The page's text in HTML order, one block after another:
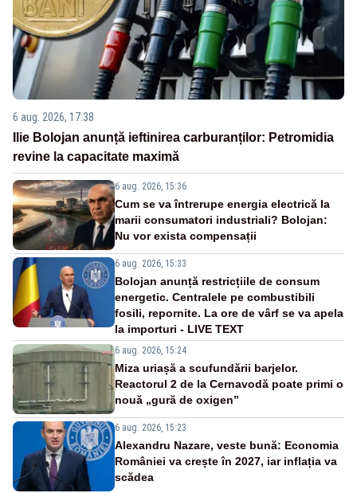
6 aug. 2026, 17:38
Ilie Bolojan anunță ieftinirea carburanților: Petromidia
revine la capacitate maximă
6 aug. 2026, 15:36
Cum se va întrerupe energia electrică la
marii consumatori industriali? Bolojan:
Nu vor exista compensații
6 aug. 2026, 15:33
Bolojan anunță restricțiile de consum
energetic. Centralele pe combustibili
fosili, repornite. La ore de vârf se va apela
la importuri - LIVE TEXT
6 aug. 2026, 15:24
Miza uriașă a scufundării barjelor.
Reactorul 2 de la Cernavodă poate primi o
nouă „gură de oxigen”
6 aug. 2026, 15:23
Alexandru Nazare, veste bună: Economia
României va crește în 2027, iar inflația va
scădea